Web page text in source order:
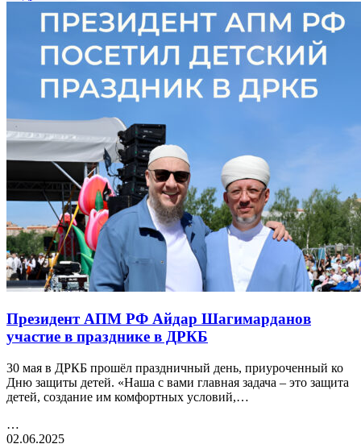
Президент АПМ РФ Айдар Шагимарданов
участие в празднике в ДРКБ
30 мая в ДРКБ прошёл праздничный день, приуроченный ко
Дню защиты детей. «Наша с вами главная задача – это защита
детей, создание им комфортных условий,…
…
02.06.2025